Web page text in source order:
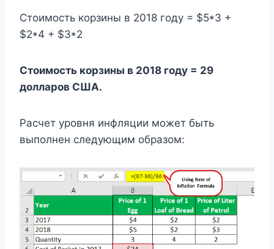
Стоимость корзины в 2018 году = $5*3 +
$2*4 + $3*2
Стоимость корзины в 2018 году = 29
долларов США.
Расчет уровня инфляции может быть
выполнен следующим образом: